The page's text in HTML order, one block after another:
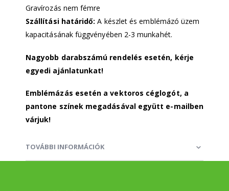
Gravírozás nem fémre
Szállítási határidő:A készlet és emblémázó üzem
kapacitásának függvényében 2-3 munkahét.
Nagyobb darabszámú rendelés esetén, kérje
egyedi ajánlatunkat!
Emblémázás esetén a vektoros céglogót, a
pantone színek megadásával együtt e-mailben
várjuk!
TOVÁBBI INFORMÁCIÓK